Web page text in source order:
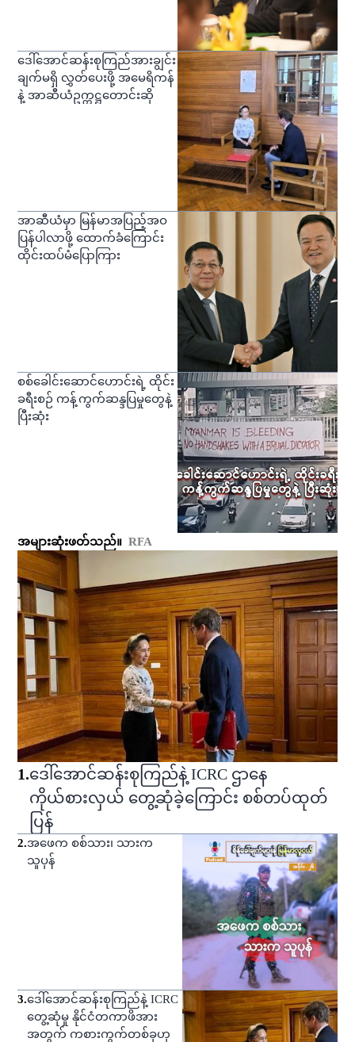
ဒေါ်အောင်ဆန်းစုကြည်အားချွင်း
ချက်မရှိ လွှတ်ပေးဖို့ အမေရိကန်
နဲ့ အာဆီယံဥက္ကဋ္ဌတောင်းဆို
အာဆီယံမှာ မြန်မာအပြည့်အဝ
ပြန်ပါလာဖို့ ထောက်ခံကြောင်း
ထိုင်းထပ်မံပြောကြား
စစ်ခေါင်းဆောင်ဟောင်းရဲ့ ထိုင်း
ခရီးစဉ် ကန့်ကွက်ဆန္ဒပြမှုတွေနဲ့
ပြီးဆုံး
အများဆုံးဖတ်သည်။ RFA
1.ဒေါ်အောင်ဆန်းစုကြည်နဲ့ ICRC ဌာနေ
ကိုယ်စားလှယ် တွေ့ဆုံခဲ့ကြောင်း စစ်တပ်ထုတ်
ပြန်
2.အဖေက စစ်သား၊ သားက
သူပုန်
3.ဒေါ်အောင်ဆန်းစုကြည်နဲ့ ICRC
တွေ့ဆုံမှု နိုင်ငံတကာဖိအား
အတွက် ကစားကွက်တစ်ခုဟု